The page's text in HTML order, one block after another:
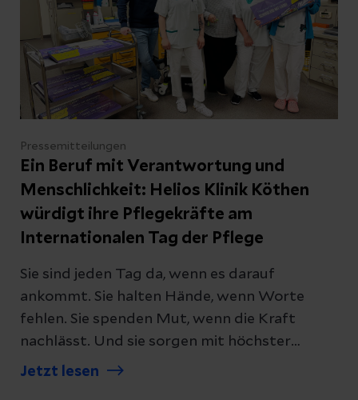
Gespräch zu kommen.
Pressemitteilungen
Ein Beruf mit Verantwortung und
Menschlichkeit: Helios Klinik Köthen
würdigt ihre Pflegekräfte am
Internationalen Tag der Pflege
Sie sind jeden Tag da, wenn es darauf
ankommt. Sie halten Hände, wenn Worte
fehlen. Sie spenden Mut, wenn die Kraft
nachlässt. Und sie sorgen mit höchster
Fachkompetenz dafür, dass Menschen in
Jetzt lesen